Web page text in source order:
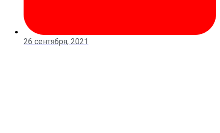
26 сентября, 2021